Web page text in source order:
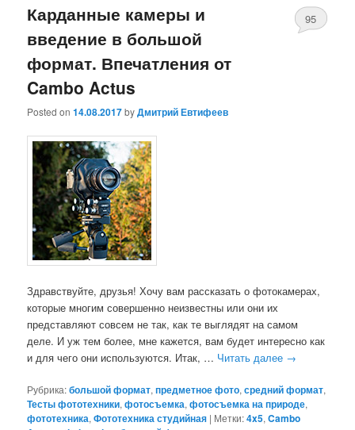
Карданные камеры и
введение в большой
формат. Впечатления от
Cambo Actus
Posted on14.08.2017byДмитрий Евтифеев
95
Здравствуйте, друзья! Хочу вам рассказать о фотокамерах,
которые многим совершенно неизвестны или они их
представляют совсем не так, как те выглядят на самом
деле. И уж тем более, мне кажется, вам будет интересно как
и для чего они используются. Итак, … Читать далее →
Рубрика:большой формат,предметное фото,средний формат,
Тесты фототехники,фотосъемка,фотосъемка на природе,
фототехника,Фототехника студийная | Метки:4x5,Cambo